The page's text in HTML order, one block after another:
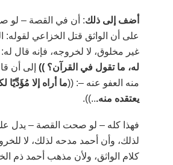
أضف إلى ذلك: أن في القصة– لو
على أن الواثق قتل الخزاعي لقوله:
غير مخلوق، لا لخروجه، فإنه قال
له، ما تقول في القرآن؟ )) إلى أن
منه العفو عنه–
: ((ما أراه إلا مُؤَدِّيًا
يعتقده منه...)).
فهذا كله – لو صحت القصة– يدل
لذلك، وأن أحمد مدحه لذلك، لا
كلام الواثق، ولأن مذهب أحمد ذم